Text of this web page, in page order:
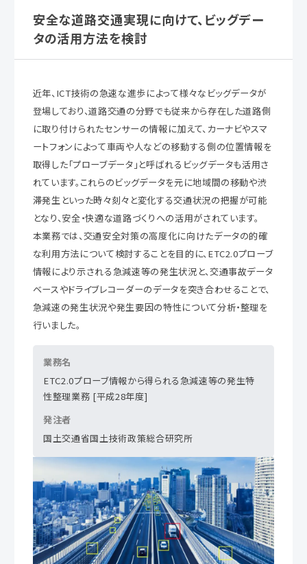
安全な道路交通実現に向けて、ビッグデー
タの活用方法を検討
近年、ICT技術の急速な進歩によって様々なビッグデータが
登場しており、道路交通の分野でも従来から存在した道路側
に取り付けられたセンサーの情報に加えて、カーナビやスマ
ートフォンによって車両や人などの移動する側の位置情報を
取得した「プローブデータ」と呼ばれるビッグデータも活用さ
れています。これらのビッグデータを元に地域間の移動や渋
滞発生といった時々刻々と変化する交通状況の把握が可能
となり、安全・快適な道路づくりへの活用がされています。
本業務では、交通安全対策の高度化に向けたデータの的確
な利用方法について検討することを目的に、ETC2.0プローブ
情報により示される急減速等の発生状況と、交通事故データ
ベースやドライブレコーダーのデータを突き合わせることで、
急減速の発生状況や発生要因の特性について分析・整理を
行いました。
業務名
ETC2.0プローブ情報から得られる急減速等の発生特
性整理業務 [平成28年度]
発注者
国土交通省国土技術政策総合研究所